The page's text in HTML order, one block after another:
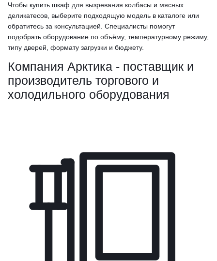
Чтобы купить шкаф для вызревания колбасы и мясных
деликатесов, выберите подходящую модель в каталоге или
обратитесь за консультацией. Специалисты помогут
подобрать оборудование по объёму, температурному режиму,
типу дверей, формату загрузки и бюджету.
Компания Арктика - поставщик и
производитель торгового и
холодильного оборудования